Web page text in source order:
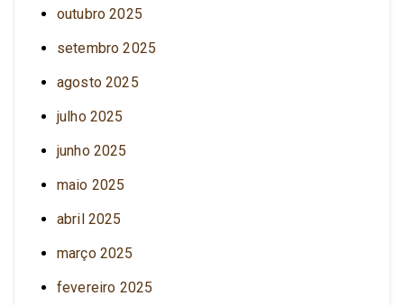
outubro 2025
setembro 2025
agosto 2025
julho 2025
junho 2025
maio 2025
abril 2025
março 2025
fevereiro 2025